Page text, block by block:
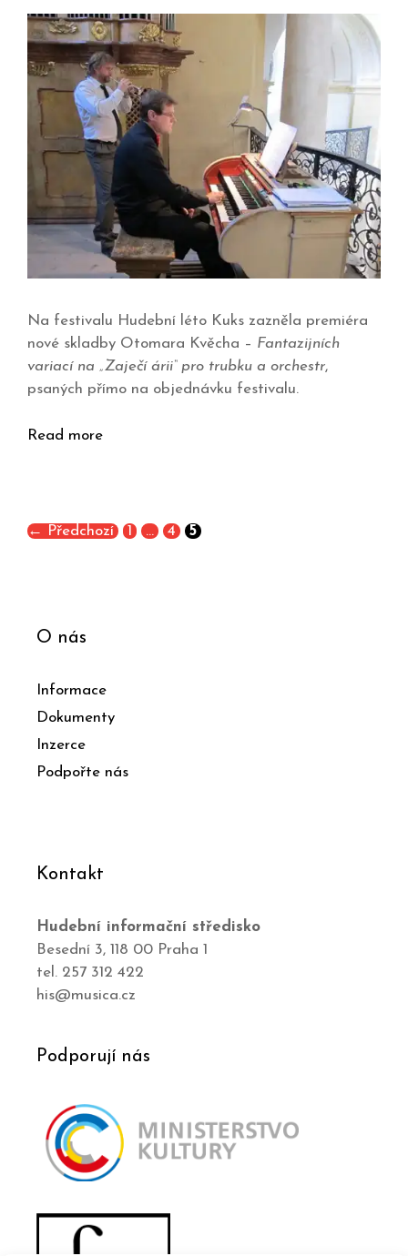
Na festivalu Hudební léto Kuks zazněla premiéra
nové skladby Otomara Kvěcha – Fantazijních
variací na „Zaječí árii“ pro trubku a orchestr,
psaných přímo na objednávku festivalu.
Read more
← Předchozí 1 … 4 5
O nás
Informace
Dokumenty
Inzerce
Podpořte nás
Kontakt
Hudební informační středisko
Besední 3, 118 00 Praha 1
tel. 257 312 422
his@musica.cz
Podporují nás